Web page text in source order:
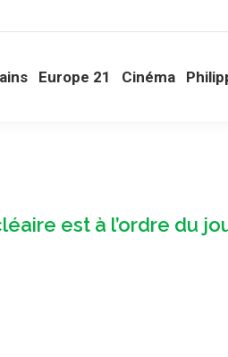
Europe 21 Cinéma
est à l’ordre du